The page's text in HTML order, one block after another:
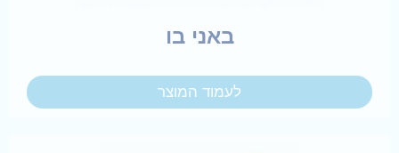
באני בו
לעמוד המוצר